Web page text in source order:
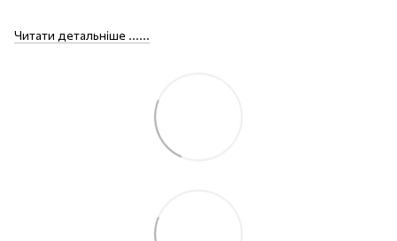
Читати детальніше ......